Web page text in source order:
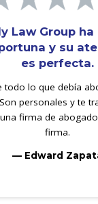
Law Group
y su
es perfecta.
todo lo que debía
personales y te
firma de
firma.
— Edward